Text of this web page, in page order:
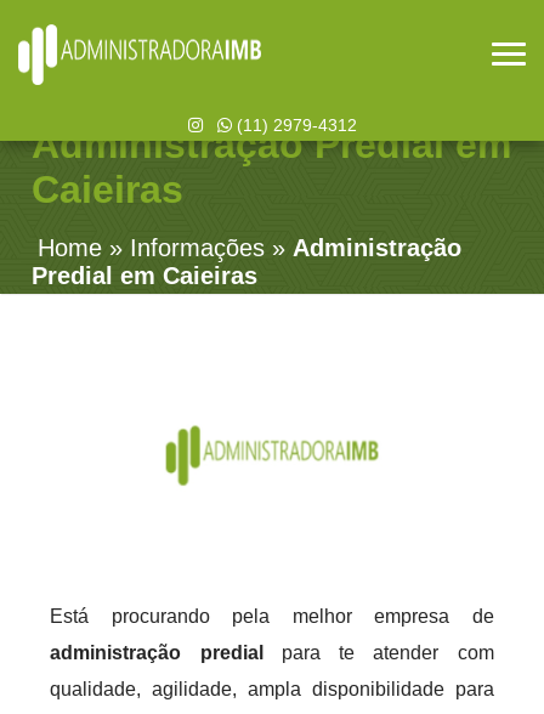
(11) 2979-4312
Administração Predial em
Caieiras
Home » Informações » Administração
Predial em Caieiras
Está procurando pela melhor empresa de
administração predial
para te atender com
qualidade, agilidade, ampla disponibilidade para